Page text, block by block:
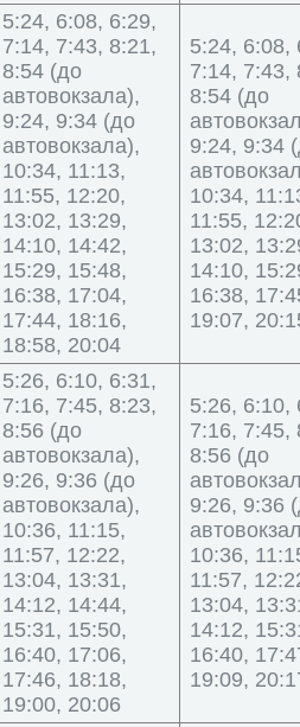
5:24, 6:08, 6:29,
7:14, 7:43, 8:21,
8:54 (до
автовокзала),
9:24, 9:34 (до
автовокзала),
10:34, 11:13,
11:55, 12:20,
13:02, 13:29,
14:10, 14:42,
15:29, 15:48,
16:38, 17:04,
17:44, 18:16,
18:58, 20:04
5:24, 6:08,
7:14, 7:43,
8:54 (до
9:24, 9:34
10:34,
11:55,
13:02,
14:10,
16:38,
19:07,
5:26, 6:10, 6:31,
7:16, 7:45, 8:23,
8:56 (до
автовокзала),
9:26, 9:36 (до
автовокзала),
10:36, 11:15,
11:57, 12:22,
13:04, 13:31,
14:12, 14:44,
15:31, 15:50,
16:40, 17:06,
17:46, 18:18,
19:00, 20:06
5:26, 6:10,
7:16, 7:45,
8:56 (до
9:26, 9:36
10:36,
11:57,
13:04,
14:12,
16:40,
19:09,